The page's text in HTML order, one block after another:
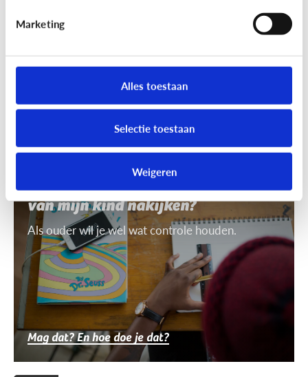
Marketing
Alles toestaan
Selectie toestaan
Weigeren
gebruiken. Daarvoor heb je toestemming nodig.
Mag ik de smartphone of tablet
van mijn kind nakijken?
Als ouder wil je wel wat controle houden.
Mag dat? En hoe doe je dat?